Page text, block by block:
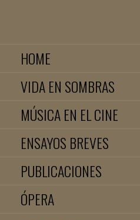
HOME
VIDA EN SOMBRAS
MÚSICA EN EL CINE
ENSAYOS BREVES
PUBLICACIONES
ÓPERA